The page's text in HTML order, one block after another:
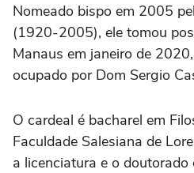
Nomeado bispo em 2005
(1920-2005), ele tomou
Manaus em janeiro de
ocupado por Dom Sergio
O cardeal é bacharel em
Faculdade Salesiana de
a licenciatura e o doutorado